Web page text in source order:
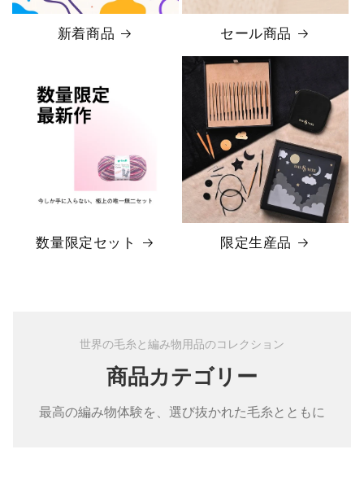
新着商品 セール商品
数量限定セット 限定生産品
世界の毛糸と編み物用品のコレクション
商品カテゴリー
最高の編み物体験を、選び抜かれた毛糸とともに